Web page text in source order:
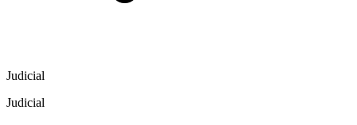
Judicial
Judicial